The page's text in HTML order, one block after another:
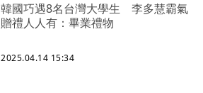
韓國巧遇8名台灣大學生 李多慧霸氣
贈禮人人有：畢業禮物
2025.04.14 15:34